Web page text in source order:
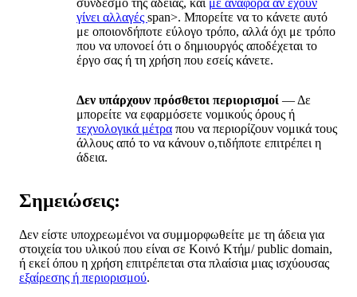
σύνδεσμο της άδειας, και με αναφορά αν έχουν
γίνει αλλαγές span>. Μπορείτε να το κάνετε αυτό
με οποιονδήποτε εύλογο τρόπο, αλλά όχι με τρόπο
που να υπονοεί ότι ο δημιουργός αποδέχεται το
έργο σας ή τη χρήση που εσείς κάνετε.
Δεν υπάρχουν πρόσθετοι περιορισμοί — Δε
μπορείτε να εφαρμόσετε νομικούς όρους ή
τεχνολογικά μέτρα που να περιορίζουν νομικά τους
άλλους από το να κάνουν ο,τιδήποτε επιτρέπει η
άδεια.
Σημειώσεις:
Δεν είστε υποχρεωμένοι να συμμορφωθείτε με τη άδεια για
στοιχεία του υλικού που είναι σε Κοινό Κτήμ/ public domain,
ή εκεί όπου η χρήση επιτρέπεται στα πλαίσια μιας ισχύουσας
εξαίρεσης ή περιορισμού.